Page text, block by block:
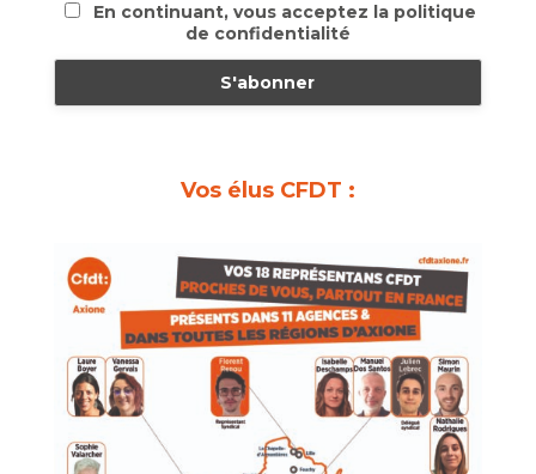
En continuant, vous acceptez la politique
de confidentialité
Vos élus CFDT :